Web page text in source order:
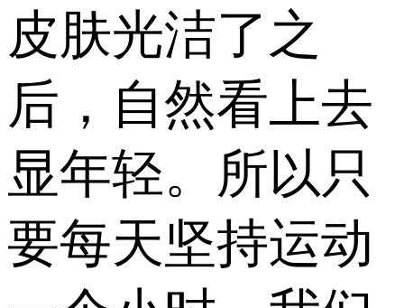
皮肤光洁了之
后，自然看上去
显年轻。所以只
要每天坚持运动